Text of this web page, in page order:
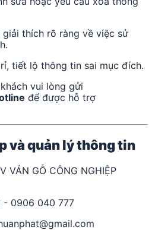
giải thích rõ ràng về việc sử
tiết lộ thông tin sai mục đích.
vui lòng gửi
để được hỗ trợ
và quản lý thông tin
VÁN GỖ CÔNG NGHIỆP
0906 040 777